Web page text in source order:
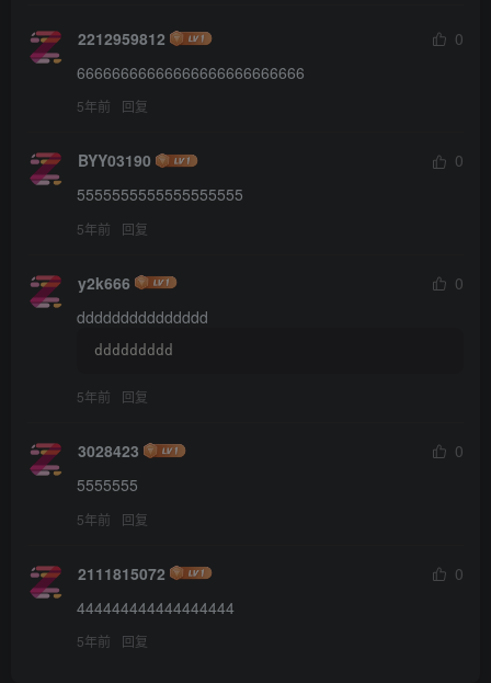
2212959812
0
66666666666666666666666666
5年前 回复
BYY03190
0
5555555555555555555
5年前 回复
y2k666
0
ddddddddddddddd
ddddddddd
5年前 回复
3028423
0
5555555
5年前 回复
2111815072
0
444444444444444444
5年前 回复